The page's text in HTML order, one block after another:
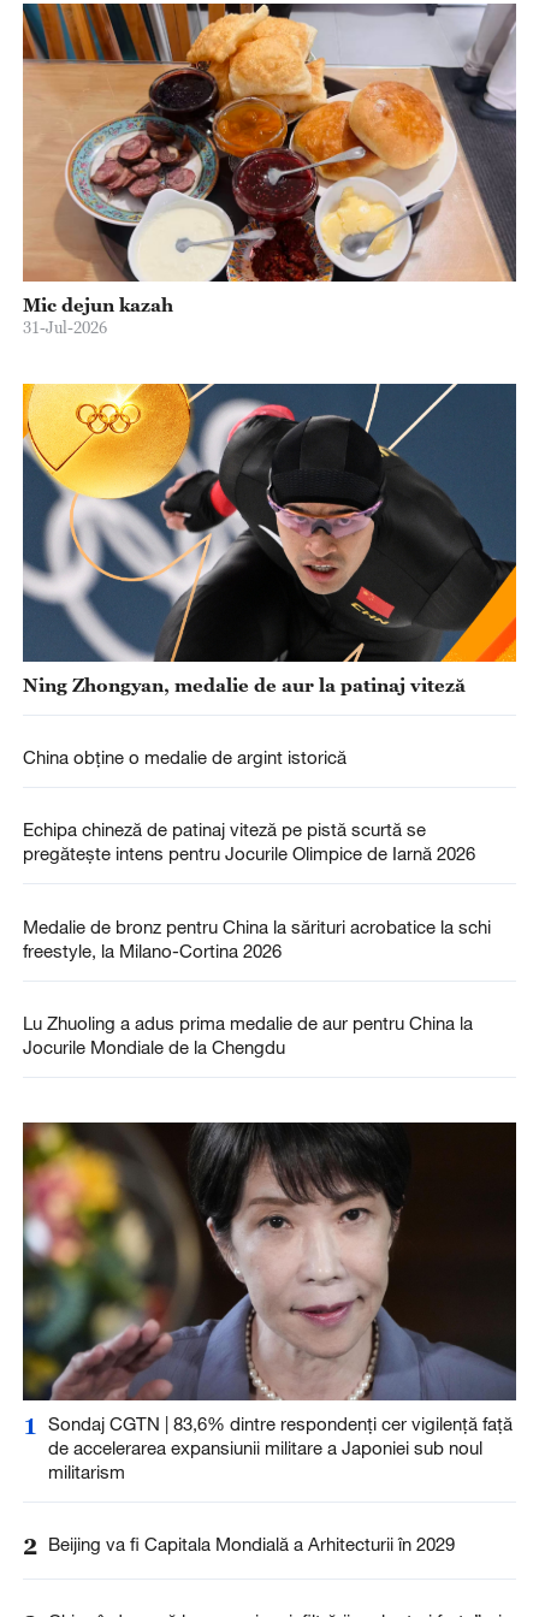
Mic dejun kazah
31-Jul-2026
Ning Zhongyan, medalie de aur la patinaj viteză
China obține o medalie de argint istorică
Echipa chineză de patinaj viteză pe pistă scurtă se
pregătește intens pentru Jocurile Olimpice de Iarnă 2026
Medalie de bronz pentru China la sărituri acrobatice la schi
freestyle, la Milano-Cortina 2026
Lu Zhuoling a adus prima medalie de aur pentru China la
Jocurile Mondiale de la Chengdu
1
Sondaj CGTN | 83,6% dintre respondenți cer vigilență față
de accelerarea expansiunii militare a Japoniei sub noul
militarism
2 Beijing va fi Capitala Mondială a Arhitecturii în 2029